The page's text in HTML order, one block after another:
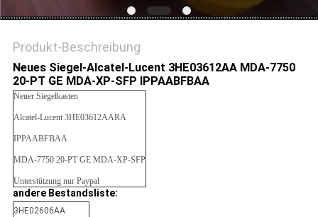
DATENSCHUTZRICHTLINIE
Produkt-Beschreibung
Neues Siegel-Alcatel-Lucent 3HE03612AA MDA-7750
20-PT GE MDA-XP-SFP IPPAABFBAA
Neuer Siegelkasten
Alcatel-Lucent 3HE03612AARA
IPPAABFBAA
MDA-7750 20-PT GE MDA-XP-SFP
Unterstützung nur Paypal
andere Bestandsliste:
3HE02606AA